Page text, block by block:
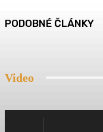
PODOBNÉ ČLÁNKY
Video